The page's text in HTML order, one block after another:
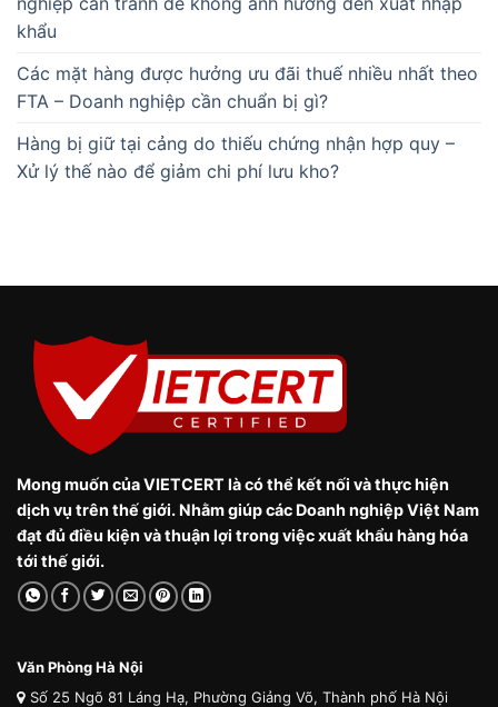
khẩu
Các mặt hàng được hưởng ưu đãi thuế nhiều nhất theo
FTA – Doanh nghiệp cần chuẩn bị gì?
Hàng bị giữ tại cảng do thiếu chứng nhận hợp quy –
Xử lý thế nào để giảm chi phí lưu kho?
Mong muốn của VIETCERT là có thể kết nối và thực hiện
dịch vụ trên thế giới. Nhằm giúp các Doanh nghiệp Việt Nam
đạt đủ điều kiện và thuận lợi trong việc xuất khẩu hàng hóa
tới thế giới.
Văn Phòng Hà Nội
Số 25 Ngõ 81 Láng Hạ, Phường Giảng Võ, Thành phố Hà Nội